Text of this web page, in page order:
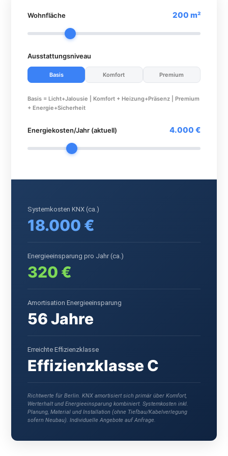
Wohnfläche 200 m²
Ausstattungsniveau
Basis Komfort Premium
Basis = Licht+Jalousie | Komfort + Heizung+Präsenz | Premium
+ Energie+Sicherheit
Energiekosten/Jahr (aktuell) 4.000 €
Systemkosten KNX (ca.)
18.000 €
Energieeinsparung pro Jahr (ca.)
320 €
Amortisation Energieeinsparung
56 Jahre
Erreichte Effizienzklasse
Effizienzklasse C
Richtwerte für Berlin. KNX amortisiert sich primär über Komfort,
Werterhalt und Energieeinsparung kombiniert. Systemkosten inkl.
Planung, Material und Installation (ohne Tiefbau/Kabelverlegung
sofern Neubau). Individuelle Angebote auf Anfrage.